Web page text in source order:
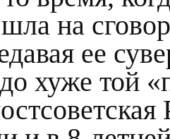
на
ее
хуже той